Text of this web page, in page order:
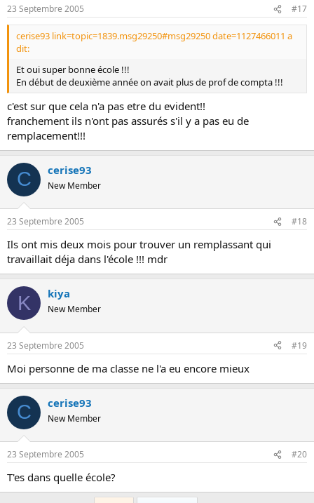
23 Septembre 2005 #17
cerise93 link=topic=1839.msg29250#msg29250 date=1127466011 a
dit:
Et oui super bonne école !!!
En début de deuxième année on avait plus de prof de compta !!!
c'est sur que cela n'a pas etre du evident!!
franchement ils n'ont pas assurés s'il y a pas eu de
remplacement!!!
C cerise93
New Member
23 Septembre 2005 #18
Ils ont mis deux mois pour trouver un remplassant qui
travaillait déja dans l'école !!! mdr
K kiya
New Member
23 Septembre 2005 #19
Moi personne de ma classe ne l'a eu encore mieux
C cerise93
New Member
23 Septembre 2005 #20
T'es dans quelle école?